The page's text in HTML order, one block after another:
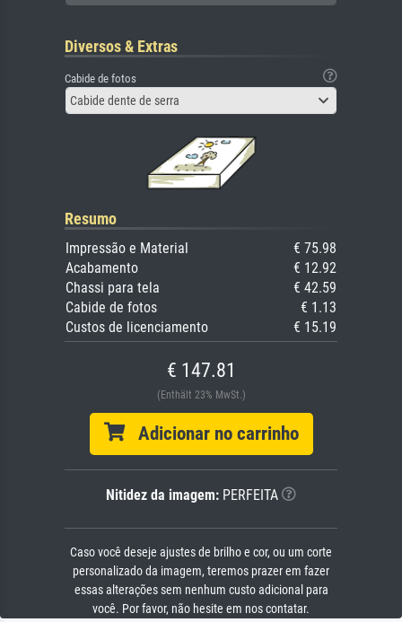
Diversos & Extras
Cabide de fotos
Cabide dente de serra
Resumo
Impressão e Material
€ 75.98
Acabamento
€ 12.92
Chassi para tela
€ 42.59
Cabide de fotos
€ 1.13
Custos de licenciamento
€ 15.19
€ 147.81
(Enthält 23% MwSt.)
Adicionar no carrinho
Nitidez da imagem: PERFEITA
Caso você deseje ajustes de brilho e cor, ou um corte
personalizado da imagem, teremos prazer em fazer
essas alterações sem nenhum custo adicional para
você. Por favor, não hesite em nos contatar.